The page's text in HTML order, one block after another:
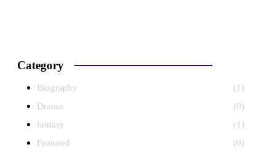
Category
Biography
(1)
Drama
(0)
fantasy
(1)
Featured
(0)